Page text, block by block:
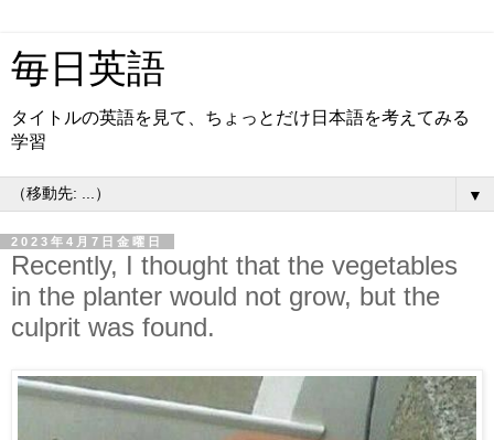
毎日英語
タイトルの英語を見て、ちょっとだけ日本語を考えてみる
学習
▼
2023年4月7日金曜日
Recently, I thought that the vegetables
in the planter would not grow, but the
culprit was found.